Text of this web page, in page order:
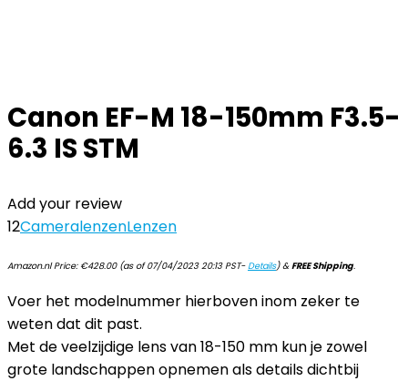
Canon EF-M 18-150mm F3.5-
6.3 IS STM
Add your review
12CameralenzenLenzen
Amazon.nl Price: €428.00(as of 07/04/2023 20:13 PST-Details)&FREE Shipping.
Voer het modelnummer hierboven inom zeker te
weten dat dit past.
Met de veelzijdige lens van 18-150 mm kun je zowel
grote landschappen opnemen als details dichtbij